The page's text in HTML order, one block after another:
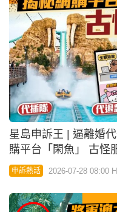
星島申訴王 | 將軍澳
常見有毒植物